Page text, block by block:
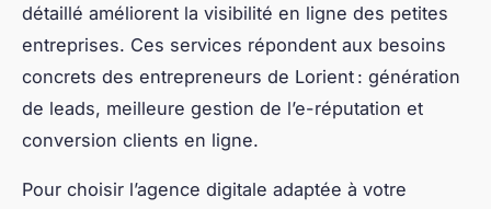
détaillé améliorent la visibilité en ligne des petites
entreprises. Ces services répondent aux besoins
concrets des entrepreneurs de Lorient : génération
de leads, meilleure gestion de l’e-réputation et
conversion clients en ligne.
Pour choisir l’agence digitale adaptée à votre